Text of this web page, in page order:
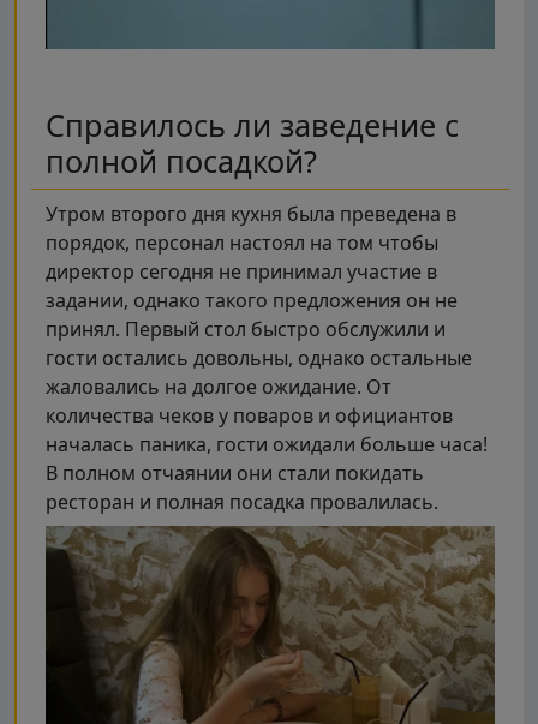
Справилось ли заведение с
полной посадкой?
Утром второго дня кухня была преведена в
порядок, персонал настоял на том чтобы
директор сегодня не принимал участие в
задании, однако такого предложения он не
принял. Первый стол быстро обслужили и
гости остались довольны, однако остальные
жаловались на долгое ожидание. От
количества чеков у поваров и официантов
началась паника, гости ожидали больше часа!
В полном отчаянии они стали покидать
ресторан и полная посадка провалилась.